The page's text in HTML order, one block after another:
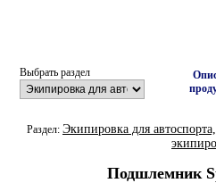
Выбрать раздел
Раздел: Экипировка для
Подшлемник